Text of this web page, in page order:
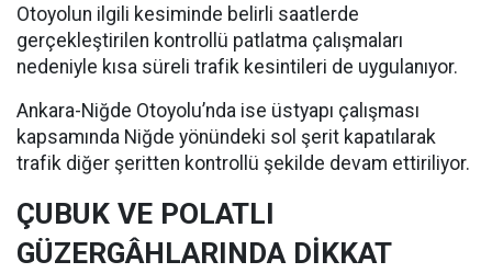
Otoyolun ilgili kesiminde belirli saatlerde
gerçekleştirilen kontrollü patlatma çalışmaları
nedeniyle kısa süreli trafik kesintileri de uygulanıyor.
Ankara-Niğde Otoyolu’nda ise üstyapı çalışması
kapsamında Niğde yönündeki sol şerit kapatılarak
trafik diğer şeritten kontrollü şekilde devam ettiriliyor.
ÇUBUK VE POLATLI
GÜZERGÂHLARINDA DİKKAT